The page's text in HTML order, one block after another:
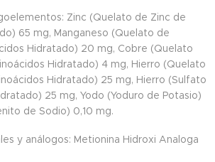
Zinc (Quelato de Zinc de
65 mg, Manganeso (Quelato de
Hidratado) 20 mg, Cobre (Quelato
Hidratado) 4 mg, Hierro (Quelato
Hidratado) 25 mg, Hierro (Sulfato
25 mg, Yodo (Yoduro de Potasio)
de Sodio) 0,10 mg.
y análogos: Metionina Hidroxi Analoga